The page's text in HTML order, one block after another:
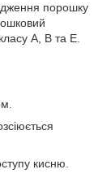
порошку
A, B та Е.
кисню.